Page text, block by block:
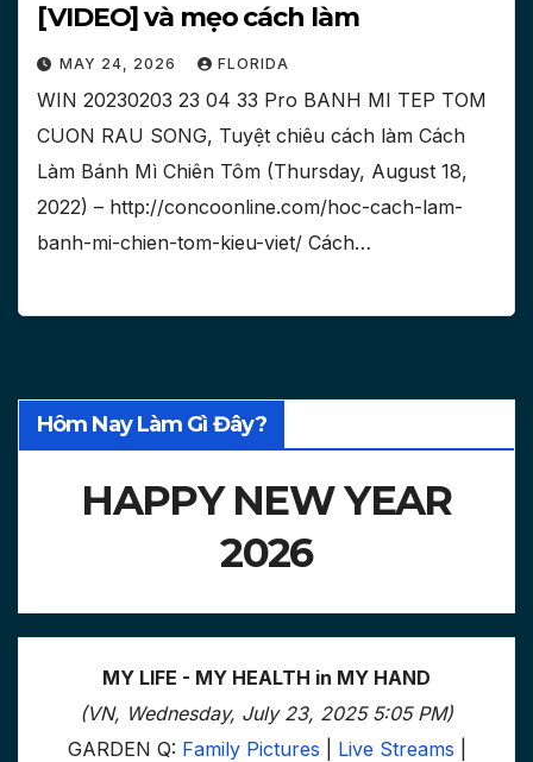
[VIDEO] và mẹo cách làm
MAY 24, 2026 FLORIDA
WIN 20230203 23 04 33 Pro BANH MI TEP TOM
CUON RAU SONG, Tuyệt chiêu cách làm Cách
Làm Bánh Mì Chiên Tôm (Thursday, August 18,
2022) – http://concoonline.com/hoc-cach-lam-
banh-mi-chien-tom-kieu-viet/ Cách…
Hôm Nay Làm Gì Đây?
HAPPY NEW YEAR
2026
MY LIFE - MY HEALTH in MY HAND
(VN, Wednesday, July 23, 2025 5:05 PM)
GARDEN Q: Family Pictures Live Streams